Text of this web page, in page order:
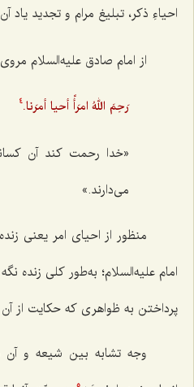
احیاءِ ذکر، تبلیغ مرام و تجدید یاد
از امام صادق علیه‌السلام
رَحِمَ اللهُ امرَأً أحيا أمرَنا.4
«خدا رحمت کند آن
می‌دارند.»
منظور از احيای امر يعنى
امام عليه‌السلام؛ به‌طور كلى
پرداختن به ظواهرى كه حكايت از
وجه تشابه بين شيعه و